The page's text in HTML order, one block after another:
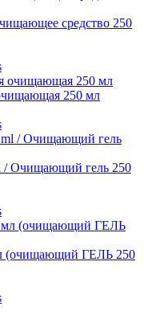
средство 250
250 мл
/ Очищающий гель 250
(очищающий ГЕЛЬ 250